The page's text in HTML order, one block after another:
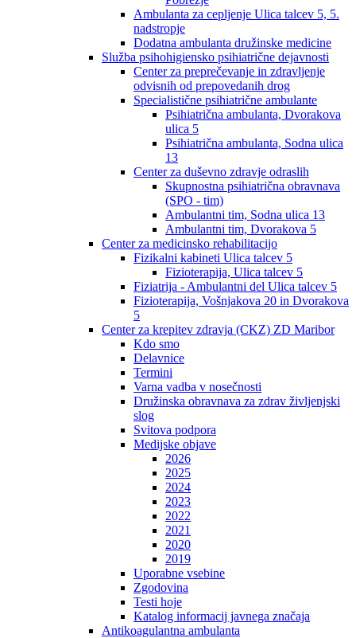
Ambulanta za cepljenje Ulica talcev 5, 5.
nadstropje
Dodatna ambulanta družinske medicine
Služba psihohigiensko psihiatrične dejavnosti
Center za preprečevanje in zdravljenje
odvisnih od prepovedanih drog
Specialistične psihiatrične ambulante
Psihiatrična ambulanta, Dvorakova
ulica 5
Psihiatrična ambulanta, Sodna ulica
13
Center za duševno zdravje odraslih
Skupnostna psihiatrična obravnava
(SPO - tim)
Ambulantni tim, Sodna ulica 13
Ambulantni tim, Dvorakova 5
Center za medicinsko rehabilitacijo
Fizikalni kabineti Ulica talcev 5
Fizioterapija, Ulica talcev 5
Fiziatrija - Ambulantni del Ulica talcev 5
Fizioterapija, Vošnjakova 20 in Dvorakova
5
Center za krepitev zdravja (CKZ) ZD Maribor
Kdo smo
Delavnice
Termini
Varna vadba v nosečnosti
Družinska obravnava za zdrav življenjski
slog
Svitova podpora
Medijske objave
2026
2025
2024
2023
2022
2021
2020
2019
Uporabne vsebine
Zgodovina
Testi hoje
Katalog informacij javnega značaja
Antikoagulantna ambulanta